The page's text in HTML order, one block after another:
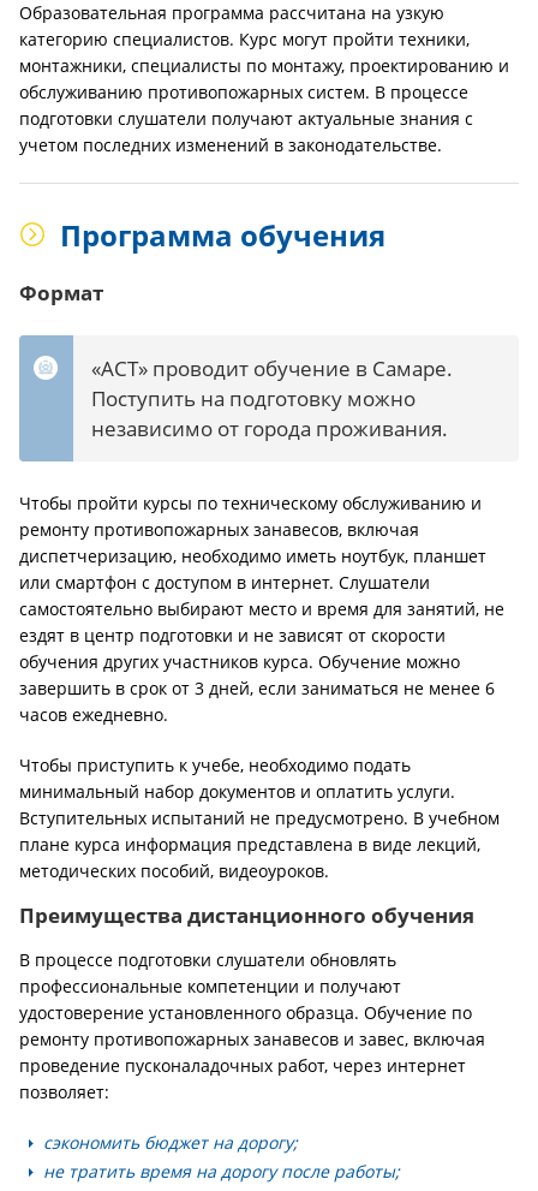
Образовательная программа рассчитана на узкую
категорию специалистов. Курс могут пройти техники,
монтажники, специалисты по монтажу, проектированию и
обслуживанию противопожарных систем. В процессе
подготовки слушатели получают актуальные знания с
учетом последних изменений в законодательстве.
Программа обучения
Формат
«АСТ» проводит обучение в Самаре.
Поступить на подготовку можно
независимо от города проживания.
Чтобы пройти курсы по техническому обслуживанию и
ремонту противопожарных занавесов, включая
диспетчеризацию, необходимо иметь ноутбук, планшет
или смартфон с доступом в интернет. Слушатели
самостоятельно выбирают место и время для занятий, не
ездят в центр подготовки и не зависят от скорости
обучения других участников курса. Обучение можно
завершить в срок от 3 дней, если заниматься не менее 6
часов ежедневно.
Чтобы приступить к учебе, необходимо подать
минимальный набор документов и оплатить услуги.
Вступительных испытаний не предусмотрено. В учебном
плане курса информация представлена в виде лекций,
методических пособий, видеоуроков.
Преимущества дистанционного обучения
В процессе подготовки слушатели обновлять
профессиональные компетенции и получают
удостоверение установленного образца. Обучение по
ремонту противопожарных занавесов и завес, включая
проведение пусконаладочных работ, через интернет
позволяет:
сэкономить бюджет на дорогу;
не тратить время на дорогу после работы;